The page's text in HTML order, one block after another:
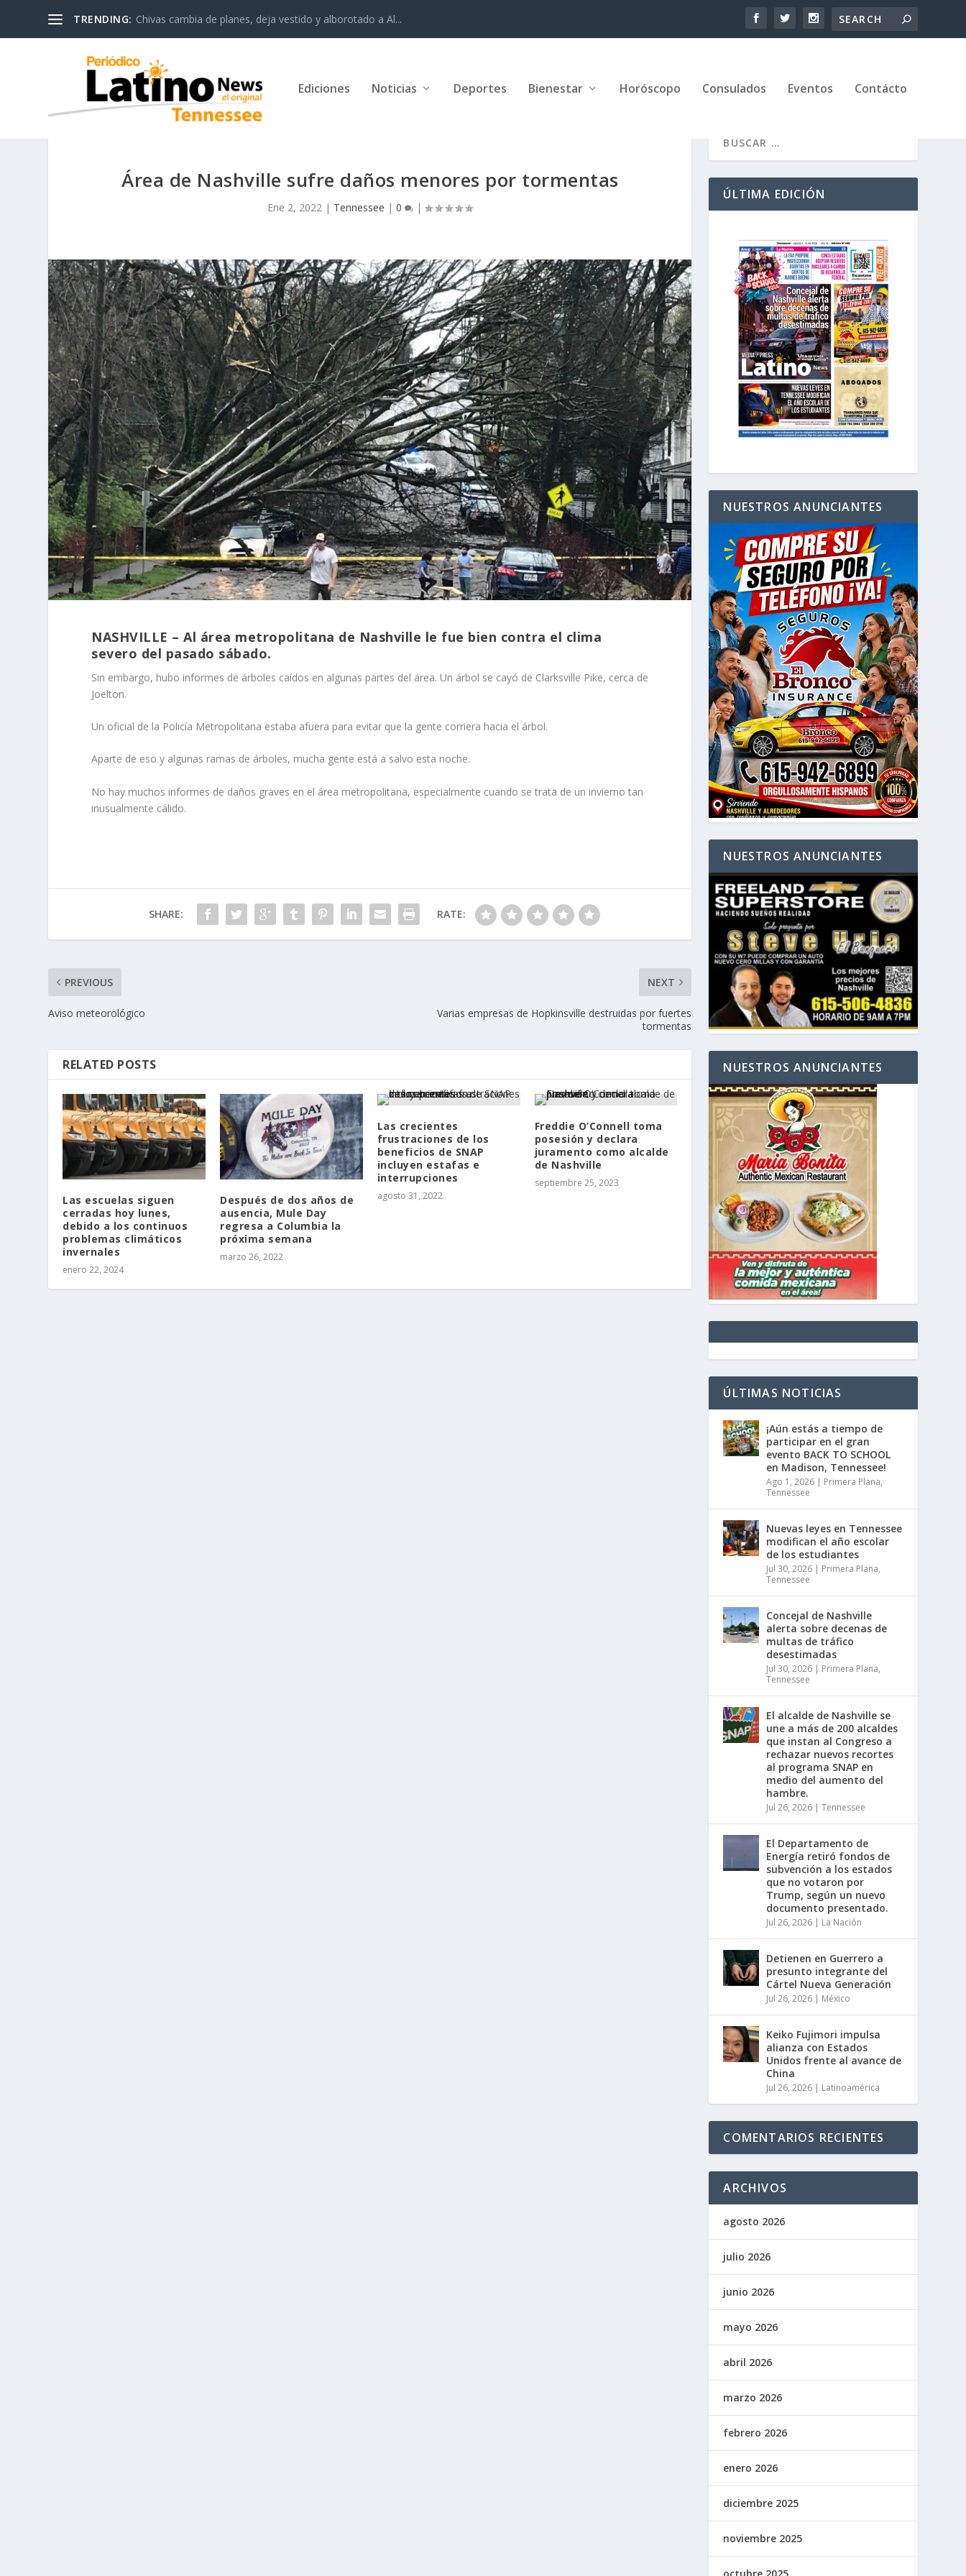
TRENDING: Chivas cambia de planes, deja vestido y alborotado a Al...
Ediciones Noticias Deportes Bienestar Horóscopo Consulados Eventos Contácto
Área de Nashville sufre daños menores por tormentas
Ene 2, 2022 | Tennessee |0 |
NASHVILLE – Al área metropolitana de Nashville le fue bien contra el clima
severo del pasado sábado.
Sin embargo, hubo informes de árboles caídos en algunas partes del área. Un árbol se cayó de Clarksville Pike, cerca de
Joelton.
Un oficial de la Policía Metropolitana estaba afuera para evitar que la gente corriera hacia el árbol.
Aparte de eso y algunas ramas de árboles, mucha gente está a salvo esta noche.
No hay muchos informes de daños graves en el área metropolitana, especialmente cuando se trata de un invierno tan
inusualmente cálido.
SHARE: RATE:
PREVIOUS
Aviso meteorológico
NEXT
Varias empresas de Hopkinsville destruidas por fuertes
tormentas
RELATED POSTS
Las escuelas siguen
cerradas hoy lunes,
debido a los continuos
problemas climáticos
invernales
enero 22, 2024
Después de dos años de
ausencia, Mule Day
regresa a Columbia la
próxima semana
marzo 26, 2022
Las crecientes
frustraciones de los
beneficios de SNAP
incluyen estafas e
interrupciones
agosto 31, 2022
Freddie O’Connell toma
posesión y declara
juramento como alcalde
de Nashville
septiembre 25, 2023
ÚLTIMA EDICIÓN
NUESTROS ANUNCIANTES
NUESTROS ANUNCIANTES
NUESTROS ANUNCIANTES
ÚLTIMAS NOTICIAS
¡Aún estás a tiempo de
participar en el gran
evento BACK TO SCHOOL
en Madison, Tennessee!
Ago 1, 2026 | Primera Plana,
Tennessee
Nuevas leyes en Tennessee
modifican el año escolar
de los estudiantes
Jul 30, 2026 | Primera Plana,
Tennessee
Concejal de Nashville
alerta sobre decenas de
multas de tráfico
desestimadas
Jul 30, 2026 | Primera Plana,
Tennessee
El alcalde de Nashville se
une a más de 200 alcaldes
que instan al Congreso a
rechazar nuevos recortes
al programa SNAP en
medio del aumento del
hambre.
Jul 26, 2026 |Tennessee
El Departamento de
Energía retiró fondos de
subvención a los estados
que no votaron por
Trump, según un nuevo
documento presentado.
Jul 26, 2026 | La Nación
Detienen en Guerrero a
presunto integrante del
Cártel Nueva Generación
Jul 26, 2026 | México
Keiko Fujimori impulsa
alianza con Estados
Unidos frente al avance de
China
Jul 26, 2026 | Latinoamérica
COMENTARIOS RECIENTES
ARCHIVOS
agosto 2026
julio 2026
junio 2026
mayo 2026
abril 2026
marzo 2026
febrero 2026
enero 2026
diciembre 2025
noviembre 2025